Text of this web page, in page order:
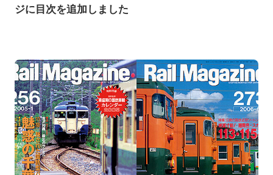
ジに目次を追加しました